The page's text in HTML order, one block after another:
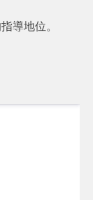
導地位。